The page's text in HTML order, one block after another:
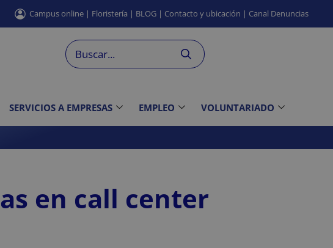
Campusonline | Floristería | BLOG | Contacto y ubicación | Canal Denuncias
SERVICIOS A EMPRESAS EMPLEO VOLUNTARIADO
en call center